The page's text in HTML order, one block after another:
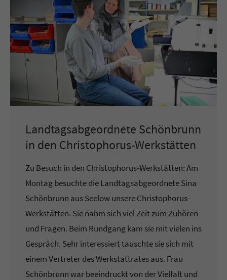
Landtagsabgeordnete Schönbrunn
in den Christophorus-Werkstätten
Zu Besuch in den Christophorus-Werkstätten: Am
Montag besuchte die Landtagsabgeordnete Sina
Schönbrunn aus Seelow unsere Christophorus-
Werkstätten. Sie nahm sich viel Zeit zum Zuhören
und Fragen. Beim Rundgang kam sie mit vielen ins
Gespräch. Sehr interessiert tauschte sie sich mit
einem Vertreter des Werkstattrates aus. Frau
Schönbrunn war beeindruckt von der Vielfalt und